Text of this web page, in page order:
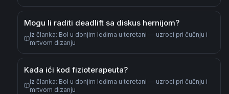
Mogu li raditi deadlift sa diskus hernijom?
iz članka: Bol u donjim leđima u teretani — uzroci pri čučnju i
mrtvom dizanju
Kada ići kod fizioterapeuta?
iz članka: Bol u donjim leđima u teretani — uzroci pri čučnju i
mrtvom dizanju